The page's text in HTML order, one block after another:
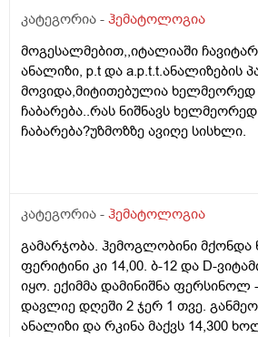
ვიკვებები.სპირულინა რომ
კატეგორია - ჰემატოლოგია
მოგესალმებით,,იტალიაში
ანალიზი, p.t და a.p.t.t.ანალიზების
მოვიდა,მიტითებულია ხელმეორედ
ჩაბარება..რას ნიშნავს
ჩაბარება?უზმოზზე ავიღე სისხლი.
კატეგორია - ჰემატოლოგია
გამარჯობა. ჰემოგლობინი მქონდა
ფერიტინი კი 14,00. ბ-12 და D-
იყო. ექიმმა დამინიშნა
დავლიე დღეში 2 ჯერ 1 თვე.
ანალიზი და რკინა მაქვს 14,300